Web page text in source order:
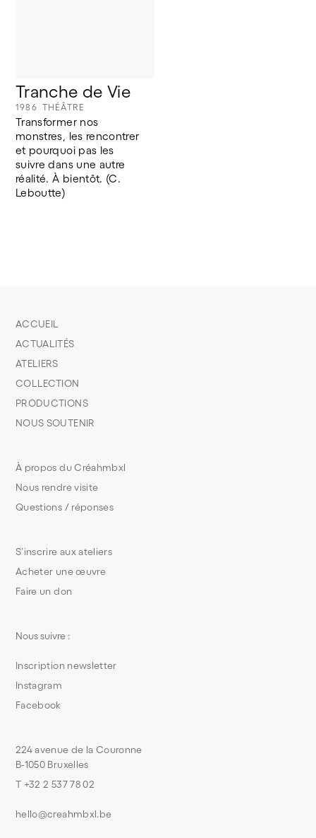
Tranche de Vie
1986 THÉÂTRE
Transformer nos
monstres, les rencontrer
et pourquoi pas les
suivre dans une autre
réalité. À bientôt. (C.
Leboutte)
S’inscrire aux ateliers
Acheter une œuvre
Faire un don
À propos du Créahmbxl
Nous rendre visite
Questions / réponses
ACCUEIL
ACTUALITÉS
ATELIERS
COLLECTION
PRODUCTIONS
NOUS SOUTENIR
224 avenue de la Couronne
B-1050 Bruxelles
T +32 2 537 78 02
hello@creahmbxl.be
Nous suivre :
Inscription newsletter
Instagram
Facebook